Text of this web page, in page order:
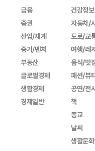
금융
증권
산업/재계
중기/벤처
부동산
글로벌경제
생활경제
경제일반
건강정보
자동차/
도로/교
여행/레
음식/맛
패션/뷰
공연/전
책
종교
날씨
생활문